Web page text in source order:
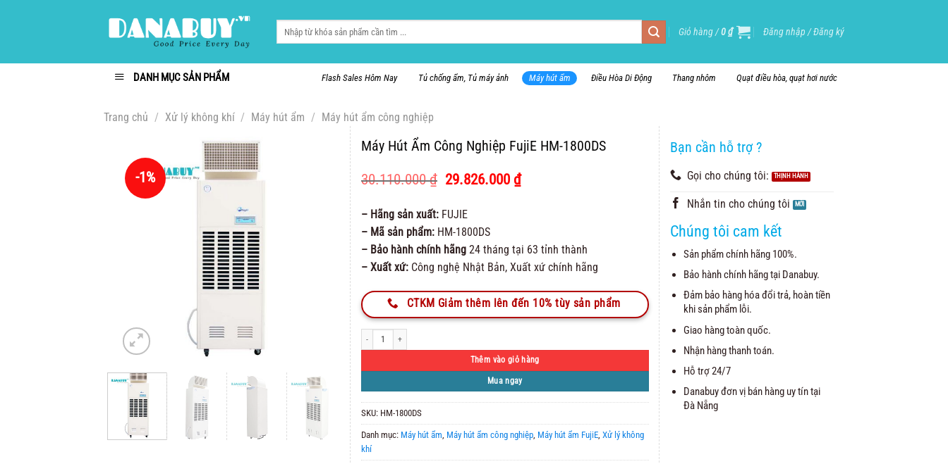
dung
Giỏ hàng /0₫ Đăng nhập / Đăng ký
DANH MỤC SẢN PHẨM Flash Sales Hôm Nay Tủ chống ẩm, Tủ máy ảnh Máy hút ẩm Điều Hòa Di Động Thang nhôm Quạt điều hòa, quạt hơi nước
Trang chủ / Xử lý không khí / Máy hút ẩm / Máy hút ẩm công nghiệp
-1%
Máy Hút Ẩm Công Nghiệp FujiE HM-1800DS
30.110.000₫ Giá
là:
30.110.000 ₫.
29.826.000 ₫Giá
– Hãng sản xuất: FUJIE
– Mã sản phẩm: HM-1800DS
– Bảo hành chính hãng 24 tháng tại 63 tỉnh thành
– Xuất xứ: Công nghệ Nhật Bản, Xuất xứ chính hãng
CTKM Giảm thêm lên đến 10% tùy sản phẩm
Máy Hút Ẩm Công Nghiệp FujiE HM-1800DS số lượng
Thêm vào giỏ hàng
Mua ngay
SKU: HM-1800DS
Danh mục: Máy hút ẩm, Máy hút ẩm công nghiệp, Máy hút ẩm FujiE, Xử lý không
khí
Bạn cần hỗ trợ ?
Gọi cho chúng tôi:
Nhắn tin cho chúng tôi
Chúng tôi cam kết
Sản phẩm chính hãng 100%.
Bảo hành chính hãng tại Danabuy.
Đảm bảo hàng hóa đổi trả, hoàn tiền
khi sản phẩm lỗi.
Giao hàng toàn quốc.
Nhận hàng thanh toán.
Hỗ trợ 24/7
Danabuy đơn vị bán hàng uy tín tại
Đà Nẵng